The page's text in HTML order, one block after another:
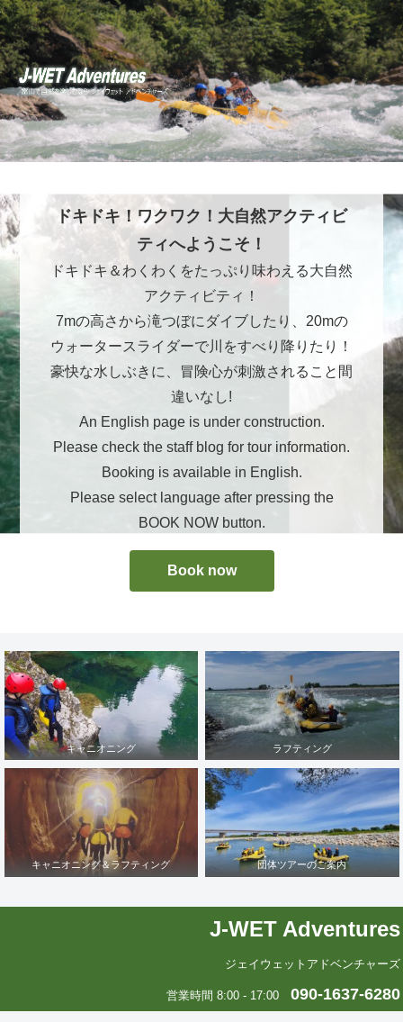
ドキドキ！ワクワク！大自然アクティビ
ティへようこそ！
ドキドキ＆わくわくをたっぷり味わえる大自然
アクティビティ！
7mの高さから滝つぼにダイブしたり、20mの
ウォータースライダーで川をすべり降りたり！
豪快な水しぶきに、冒険心が刺激されること間
違いなし!
An English page is under construction.
Please check the staff blog for tour information.
Booking is available in English.
Please select language after pressing the
BOOK NOW button.
Book now
キャニオニング ラフティング
キャニオニング＆ラフティング 団体ツアーのご案内
J-WET Adventures
ジェイウェットアドベンチャーズ
営業時間 8:00 - 17:00 090-1637-6280